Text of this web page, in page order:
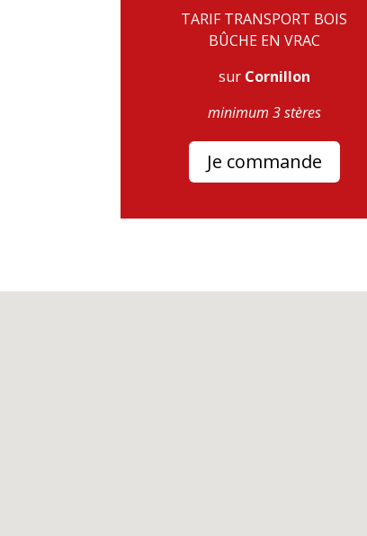
TARIF TRANSPORT BOIS
BÛCHE EN VRAC
sur Cornillon
minimum 3 stères
Je commande